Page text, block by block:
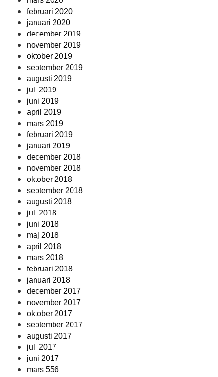
februari 2020
januari 2020
december 2019
november 2019
oktober 2019
september 2019
augusti 2019
juli 2019
juni 2019
april 2019
mars 2019
februari 2019
januari 2019
december 2018
november 2018
oktober 2018
september 2018
augusti 2018
juli 2018
juni 2018
maj 2018
april 2018
mars 2018
februari 2018
januari 2018
december 2017
november 2017
oktober 2017
september 2017
augusti 2017
juli 2017
juni 2017
mars 556